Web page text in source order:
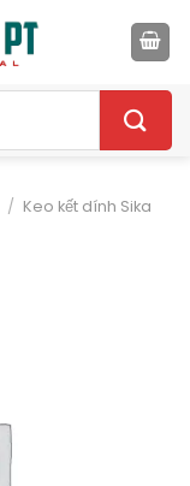
/ Keo kết dính Sika